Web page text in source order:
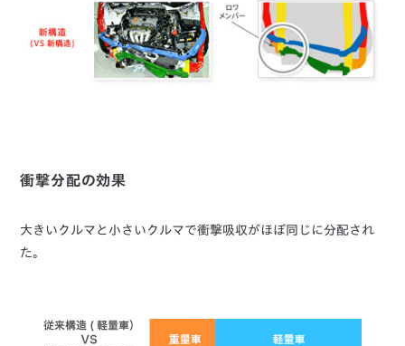
衝撃分配の効果
大きいクルマと小さいクルマで衝撃吸収がほぼ同じに分配され
た。